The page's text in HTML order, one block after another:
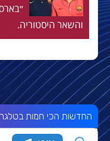
והשאר היסטוריה.
החדשות הכי חמות